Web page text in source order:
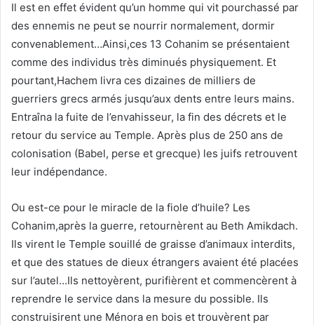
Il est en effet évident qu’un homme qui vit pourchassé par
des ennemis ne peut se nourrir normalement, dormir
convenablement…Ainsi,ces 13 Cohanim se présentaient
comme des individus très diminués physiquement. Et
pourtant,Hachem livra ces dizaines de milliers de
guerriers grecs armés jusqu’aux dents entre leurs mains.
Entraîna la fuite de l’envahisseur, la fin des décrets et le
retour du service au Temple. Après plus de 250 ans de
colonisation (Babel, perse et grecque) les juifs retrouvent
leur indépendance.
Ou est-ce pour le miracle de la fiole d’huile? Les
Cohanim,après la guerre, retournèrent au Beth Amikdach.
Ils virent le Temple souillé de graisse d’animaux interdits,
et que des statues de dieux étrangers avaient été placées
sur l’autel…Ils nettoyèrent, purifièrent et commencèrent à
reprendre le service dans la mesure du possible. Ils
construisirent une Ménora en bois et trouvèrent par